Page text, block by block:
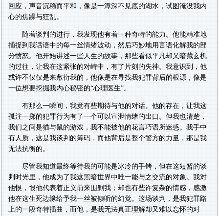
回应，声音沉稳而平和，像是一潭深不见底的湖水，试图淹没我内
心的焦躁与狂乱。
随着谈判的进行，我发现他有着一种奇特的能力。他能精准地
捕捉到我话语中的每一丝情绪波动，然后巧妙地用言语化解我的部
分愤怒。他开始讲述一些人生的故事，那些看似平凡却又暗藏玄机
的过往，让我在这紧张的对峙中，有了片刻的失神。我意识到，他
或许不仅仅是来敷衍我的，他像是在寻找我犯罪背后的根源，像是
一位想要挖掘我内心秘密的“心理医生”。
有那么一瞬间，我竟有些期待与他的对话。他的存在，让我这
孤注一掷的犯罪行为有了一个可以宣泄情绪的出口。但我也清楚，
我们之间是猫与鼠的游戏，我不能被他的花言巧语所迷惑。我手中
有人质，这是我谈判的筹码，而他背后是整个警方的力量，那是我
无法抗衡的。
尽管我知道最终等待我的可能是冰冷的手铐，但在这短暂的谈
判时光里，他成为了我这黑暗世界中唯一能与之交流的对象。我对
他恨，恨他代表着正义前来围剿我；却也有些许复杂的情感，感激
他在这生死边缘给予我一丝被倾听的幻觉。这场谈判，是我犯罪路
上的一段奇特插曲，而他，是我无法真正理解却又难以忘怀的对